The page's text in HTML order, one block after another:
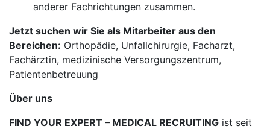
anderer Fachrichtungen zusammen.
Jetzt suchen wir Sie als Mitarbeiter aus den
Bereichen: Orthopädie, Unfallchirurgie, Facharzt,
Fachärztin, medizinische Versorgungszentrum,
Patientenbetreuung
Über uns
FIND YOUR EXPERT – MEDICAL RECRUITING ist seit